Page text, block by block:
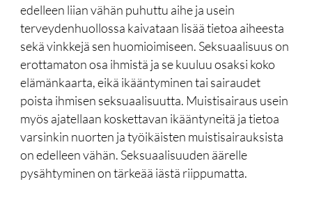
edelleen liian vähän puhuttu aihe ja usein
terveydenhuollossa kaivataan lisää tietoa aiheesta
sekä vinkkejä sen huomioimiseen. Seksuaalisuus on
erottamaton osa ihmistä ja se kuuluu osaksi koko
elämänkaarta, eikä ikääntyminen tai sairaudet
poista ihmisen seksuaalisuutta. Muistisairaus usein
myös ajatellaan koskettavan ikääntyneitä ja tietoa
varsinkin nuorten ja työikäisten muistisairauksista
on edelleen vähän. Seksuaalisuuden äärelle
pysähtyminen on tärkeää iästä riippumatta.